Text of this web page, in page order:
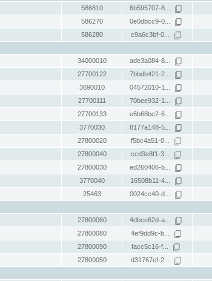
586810 6b595707-8...
586270 0e0dbcc9-0...
586280 c9a6c3bf-0...
34000010 ade3a084-8...
27700122 7bbdb421-2...
3690010 04572010-1...
27700111 70bee932-1...
27700133 e6b68bc2-6...
3770030 8177a148-5...
27800020 f5bc4a51-0...
27800040 ccd3e8f1-3...
27800030 ed260406-b...
3770040 16508b11-4...
25463 0024cc40-d...
27800060 4dbce62d-a...
27800080 4ef9dd9c-b...
27800090 facc5c16-f...
27800050 d31767ef-2...